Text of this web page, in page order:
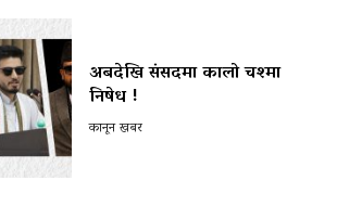
अबदेखि संसदमा कालो चश्मा
निषेध !
कानून खबर